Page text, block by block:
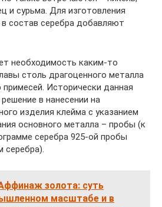
и сурьма. Для изготовления
состав серебра добавляют
необходимость каким-то
столь драгоценного металла
Исторически данная
в нанесении на
изделия клейма с указанием
основного металла – пробы (к
серебра 925-ой пробы
серебра).
золота: суть
масштабе и в